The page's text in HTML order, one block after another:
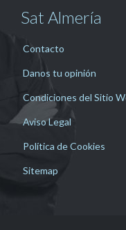
Sat Almería
Contacto
Danos tu opinión
Condiciones del Sitio
Aviso Legal
Política de Cookies
Sitemap